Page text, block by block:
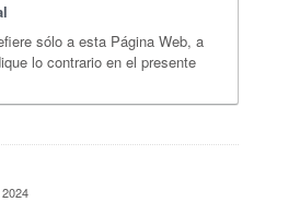
sólo a esta Página Web, a
lo contrario en el presente